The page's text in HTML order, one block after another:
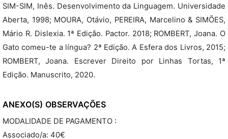
SIM-SIM, Inês. Desenvolvimento da Linguagem. Universidade
Aberta, 1998; MOURA, Otávio, PEREIRA, Marcelino & SIMÕES,
Mário R. Dislexia. 1ª Edição. Pactor. 2018; ROMBERT, Joana. O
Gato comeu-te a língua? 2ª Edição. A Esfera dos Livros, 2015;
ROMBERT, Joana. Escrever Direito por Linhas Tortas, 1ª
Edição. Manuscrito, 2020.
ANEXO(S) OBSERVAÇÕES
MODALIDADE DE PAGAMENTO :
Associado/a: 40€